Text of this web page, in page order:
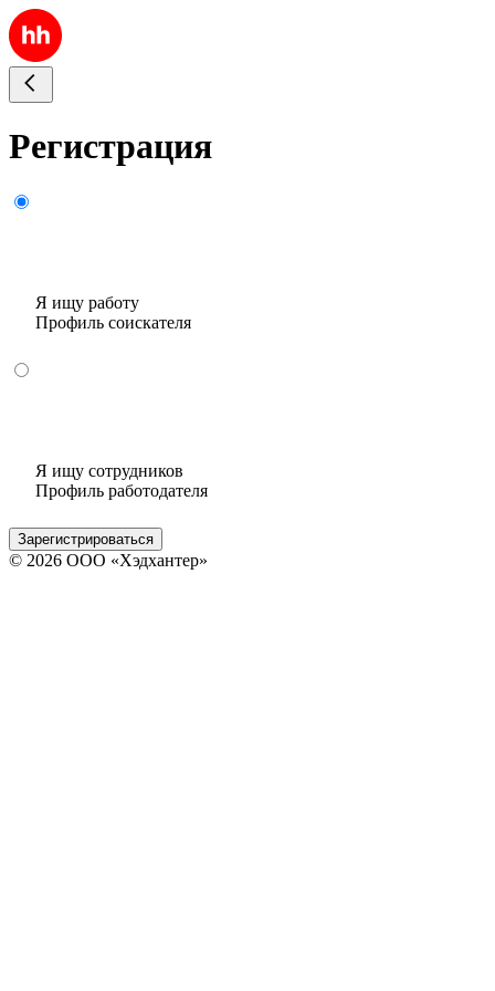
Регистрация
Я ищу работу
Профиль соискателя
Я ищу сотрудников
Профиль работодателя
Зарегистрироваться
© 2026 ООО «Хэдхантер»